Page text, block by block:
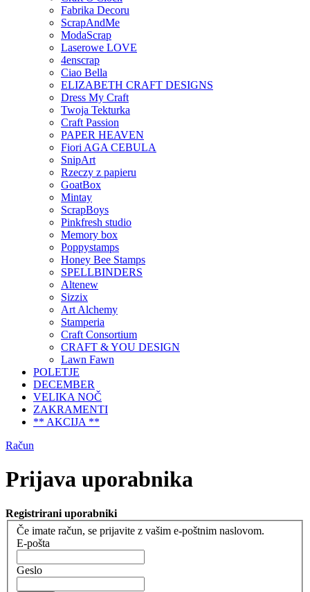
Fabrika Decoru
ScrapAndMe
ModaScrap
Laserowe LOVE
4enscrap
Ciao Bella
ELIZABETH CRAFT DESIGNS
Dress My Craft
Twoja Tekturka
Craft Passion
PAPER HEAVEN
Fiori AGA CEBULA
SnipArt
Rzeczy z papieru
GoatBox
Mintay
ScrapBoys
Pinkfresh studio
Memory box
Poppystamps
Honey Bee Stamps
SPELLBINDERS
Altenew
Sizzix
Art Alchemy
Stamperia
Craft Consortium
CRAFT & YOU DESIGN
Lawn Fawn
POLETJE
DECEMBER
VELIKA NOČ
ZAKRAMENTI
** AKCIJA **
Račun
Prijava uporabnika
Registrirani uporabniki
Če imate račun, se prijavite z vašim e-poštnim naslovom.
E-pošta
Geslo